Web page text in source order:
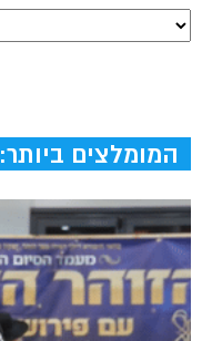
המומלצים ביותר: